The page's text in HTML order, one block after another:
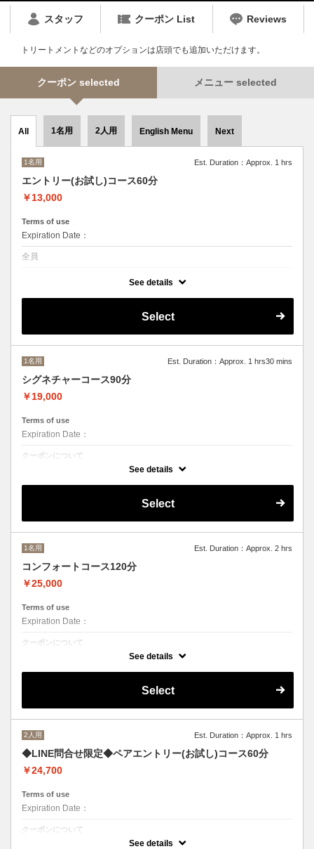
スタッフ クーポン List Reviews
トリートメントなどのオプションは店頭でも追加いただけます。
クーポン selected メニュー selected
All 1名用 2人用 English Menu Next
1名用 Est. Duration：Approx. 1 hrs
エントリー(お試し)コース60分
￥13,000
Terms of use
Expiration Date：
全員
See details
Select
1名用 Est. Duration：Approx. 1 hrs30 mins
シグネチャーコース90分
￥19,000
Terms of use
Expiration Date：
クーポンについて
See details
Select
1名用 Est. Duration：Approx. 2 hrs
コンフォートコース120分
￥25,000
Terms of use
Expiration Date：
クーポンについて
See details
Select
2人用 Est. Duration：Approx. 1 hrs
◆LINE問合せ限定◆ペアエントリー(お試し)コース60分
￥24,700
Terms of use
Expiration Date：
クーポンについて
※ホームページより、LINEまたはメールにてお問合せください
See details